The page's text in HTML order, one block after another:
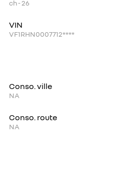
ch - 26
VIN
VF1RHN0007712****
Conso. ville
NA
Conso. route
NA